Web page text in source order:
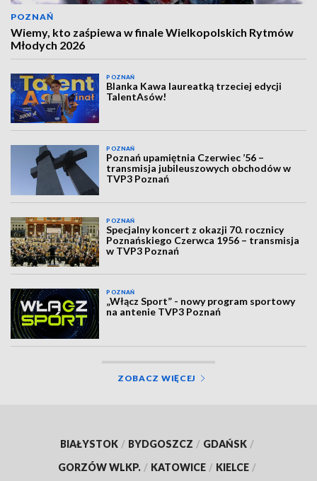
POZNAŃ
Wiemy, kto zaśpiewa w finale Wielkopolskich Rytmów
Młodych 2026
POZNAŃ
Blanka Kawa laureatką trzeciej edycji
TalentAsów!
POZNAŃ
Poznań upamiętnia Czerwiec ’56 –
transmisja jubileuszowych obchodów w
TVP3 Poznań
POZNAŃ
Specjalny koncert z okazji 70. rocznicy
Poznańskiego Czerwca 1956 – transmisja
w TVP3 Poznań
POZNAŃ
„Włącz Sport” - nowy program sportowy
na antenie TVP3 Poznań
ZOBACZ WIĘCEJ
BIAŁYSTOK / BYDGOSZCZ / GDAŃSK /
GORZÓW WLKP. / KATOWICE / KIELCE /